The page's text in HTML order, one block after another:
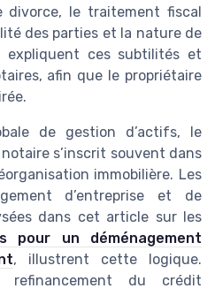
divorce, le traitement fiscal
des parties et la nature de
expliquent ces subtilités et
afin que le propriétaire
de gestion d’actifs, le
s’inscrit souvent dans
immobilière. Les
d’entreprise et de
dans cet article sur les
pour un déménagement
, illustrent cette logique.
refinancement du crédit